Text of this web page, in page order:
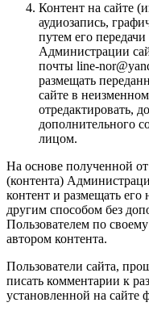
Контент на сайте
аудиозапись,
путем его
Администрации
почты line-
размещать
сайте в
отредактировать,
дополнительного
лицом.
На основе полученной
(контента)
контент и размещать его
другим способом без
Пользователем по
автором контента.
Пользователи сайта,
писать комментарии к
установленной на сайте